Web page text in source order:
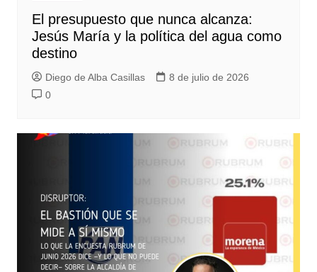
El presupuesto que nunca alcanza:
Jesús María y la política del agua como
destino
Diego de Alba Casillas
8 de julio de 2026
0